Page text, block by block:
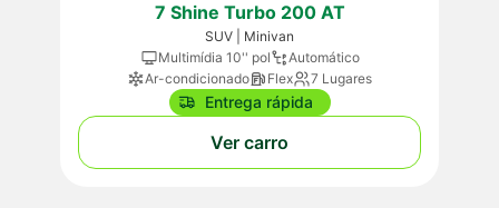
7 Shine Turbo 200 AT
SUV | Minivan
Multimídia 10'' pol
Automático
Ar-condicionado
Flex 7 Lugares
Entrega rápida
Ver carro